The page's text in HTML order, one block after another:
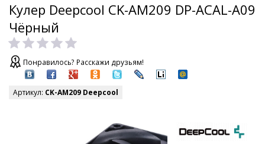
Кулер Deepcool CK-AM209 DP-ACAL-A09
Чёрный
Понравилось? Расскажи друзьям!
Артикул: CK-AM209 Deepcool